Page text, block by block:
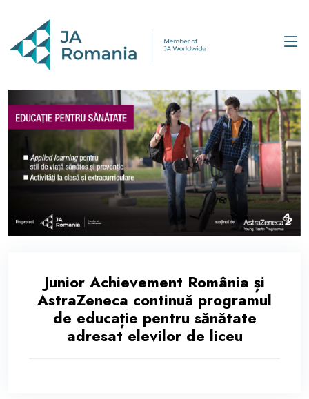
Junior Achievement România și
AstraZeneca continuă programul
de educație pentru sănătate
adresat elevilor de liceu